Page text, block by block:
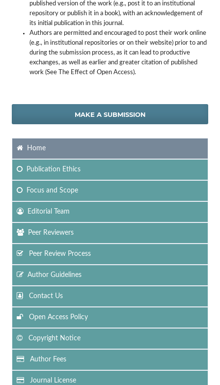
published version of the work (e.g., post it to an institutional
repository or publish it in a book), with an acknowledgement of
its initial publication in this journal.
Authors are permitted and encouraged to post their work online
(e.g., in institutional repositories or on their website) prior to and
during the submission process, as it can lead to productive
exchanges, as well as earlier and greater citation of published
work (See The Effect of Open Access).
MAKE A SUBMISSION
Home
Publication Ethics
Focusand Scope
Editorial Team
Peer Reviewers
Peer Review Process
Author Guidelines
Contact Us
Open Access Policy
Copyright Notice
Author Fees
Journal License